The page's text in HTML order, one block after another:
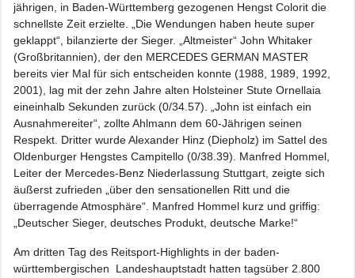
jährigen, in Baden-Württemberg gezogenen Hengst Colorit die
schnellste Zeit erzielte. „Die Wendungen haben heute super
geklappt“, bilanzierte der Sieger. „Altmeister“ John Whitaker
(Großbritannien), der den MERCEDES GERMAN MASTER
bereits vier Mal für sich entscheiden konnte (1988, 1989, 1992,
2001), lag mit der zehn Jahre alten Holsteiner Stute Ornellaia
eineinhalb Sekunden zurück (0/34.57). „John ist einfach ein
Ausnahmereiter“, zollte Ahlmann dem 60-Jährigen seinen
Respekt. Dritter wurde Alexander Hinz (Diepholz) im Sattel des
Oldenburger Hengstes Campitello (0/38.39). Manfred Hommel,
Leiter der Mercedes-Benz Niederlassung Stuttgart, zeigte sich
äußerst zufrieden „über den sensationellen Ritt und die
überragende Atmosphäre“. Manfred Hommel kurz und griffig:
„Deutscher Sieger, deutsches Produkt, deutsche Marke!“
Am dritten Tag des Reitsport-Highlights in der baden-
württembergischen Landeshauptstadt hatten tagsüber 2.800